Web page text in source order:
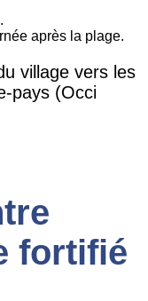
après la plage.
village vers les
pays (Occi
fortifié